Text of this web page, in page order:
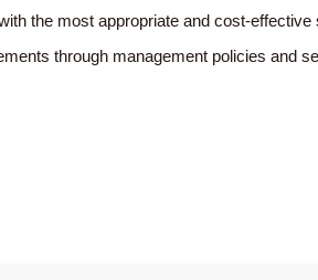
the most appropriate and cost-
through management policies and